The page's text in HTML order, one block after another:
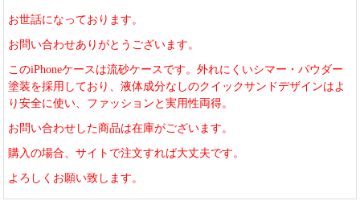
お世話になっております。
お問い合わせありがとうございます。
このiPhoneケースは流砂ケースです。外れにくいシマー・パウダー
塗装を採用しており、液体成分なしのクイックサンドデザインはよ
り安全に使い、ファッションと実用性両得。
お問い合わせした商品は在庫がございます。
購入の場合、サイトで注文すれば大丈夫です。
よろしくお願い致します。